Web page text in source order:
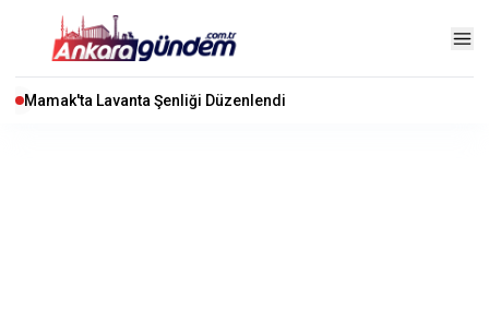
Mamak'ta Lavanta Şenliği Düzenlendi